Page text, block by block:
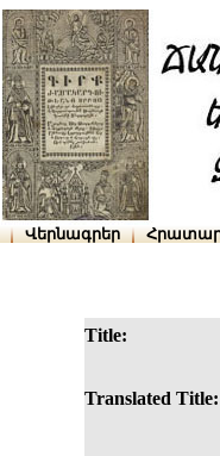
Վերնագրեր
Title:
Translated Title: